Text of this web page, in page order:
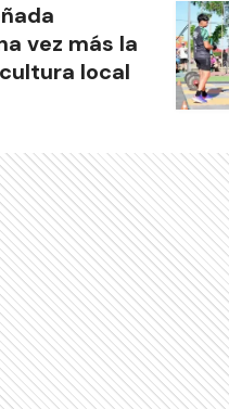
vez más la
local